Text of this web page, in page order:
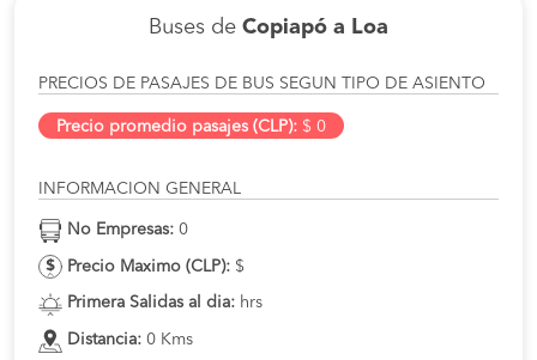
Buses de Copiapó a Loa
PRECIOS DE PASAJES DE BUS SEGUN TIPO DE ASIENTO
Precio promedio pasajes (CLP): $ 0
INFORMACION GENERAL
No Empresas: 0
Precio Maximo (CLP): $
Primera Salidas al dia: hrs
Distancia: 0 Kms